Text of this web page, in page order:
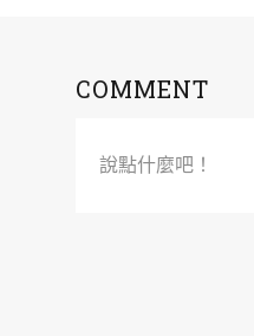
COMMENT
說點什麼吧！